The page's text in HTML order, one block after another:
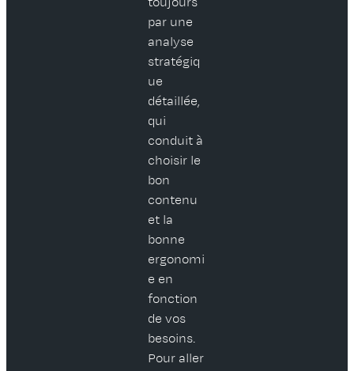
par une
analyse
stratégiq
ue
détaillée,
qui
conduit à
choisir le
bon
contenu
et la
bonne
ergonomi
e en
fonction
de vos
besoins.
Pour aller